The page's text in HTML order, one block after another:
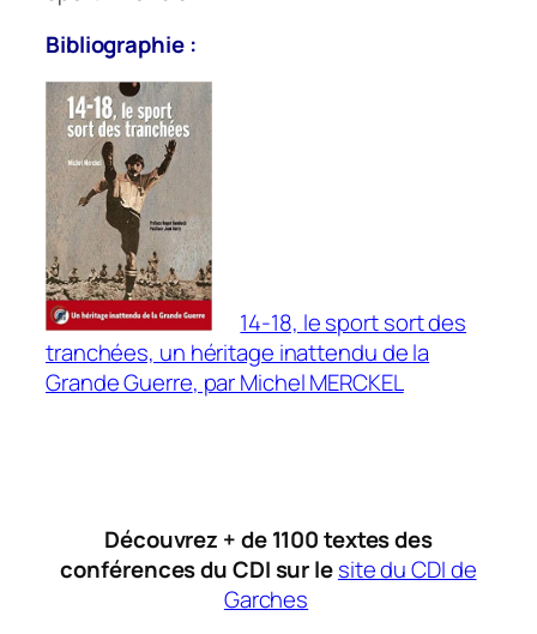
Bibliographie :
14-18, le sport sort des
tranchées, un héritage inattendu de la
Grande Guerre, par Michel MERCKEL
Découvrez + de 1100 textes des
conférences du CDI sur lesite du CDI de
Garches